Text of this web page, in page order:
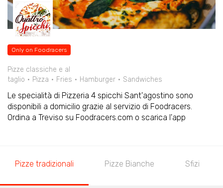
Only on Foodracers
Pizze classiche e al
taglio
Pizza Fries Hamburger Sandwiches
Le specialità di Pizzeria 4 spicchi Sant'agostino sono
disponibili a domicilio grazie al servizio di Foodracers.
Ordina a Treviso su Foodracers.com o scarica l'app
Pizze tradizionali Pizze Bianche Sfizi